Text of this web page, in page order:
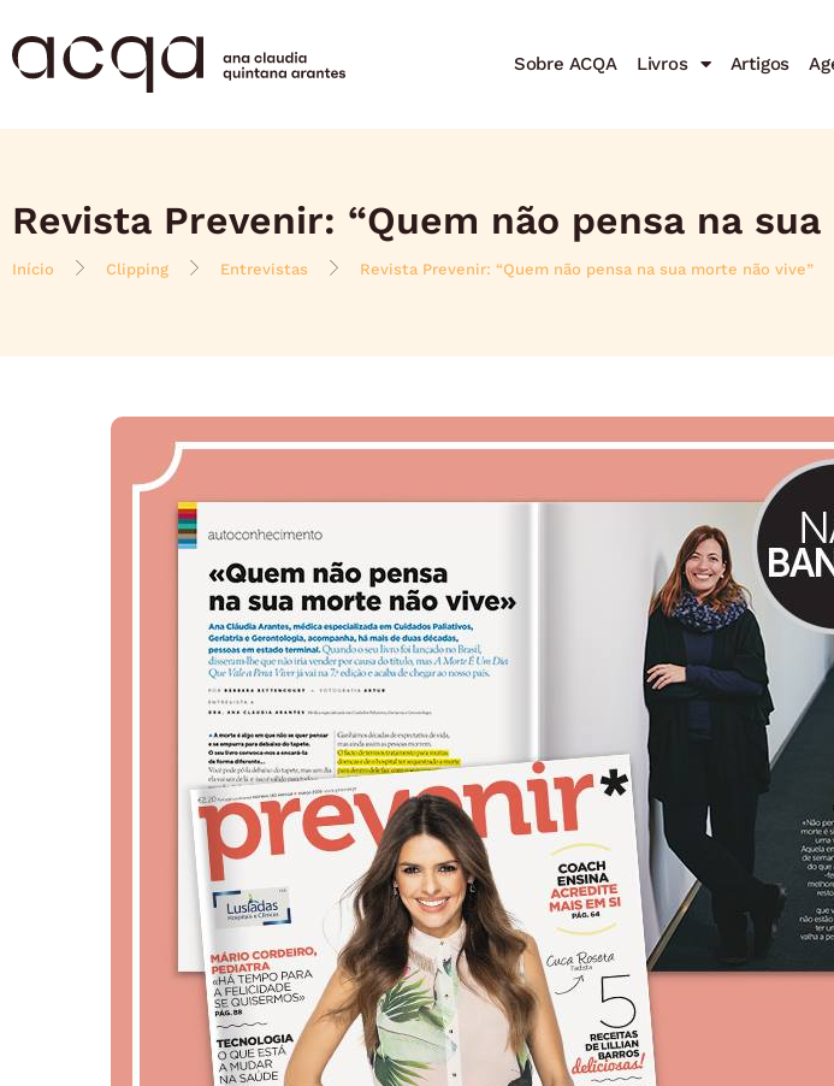
Sobre ACQA Livros Artigos
Revista Prevenir: “Quem não pensa na
Início Clipping Entrevistas Revista Prevenir: “Quem não pensa na sua morte não vive”